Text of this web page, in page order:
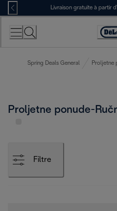
Skip
to
Content
Livraison gratuite à partir
Spring Deals General Proljetne
Proljetne ponude-
Filtre